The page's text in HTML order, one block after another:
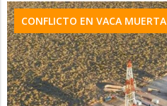
CONFLICTO EN VACA MUERTA